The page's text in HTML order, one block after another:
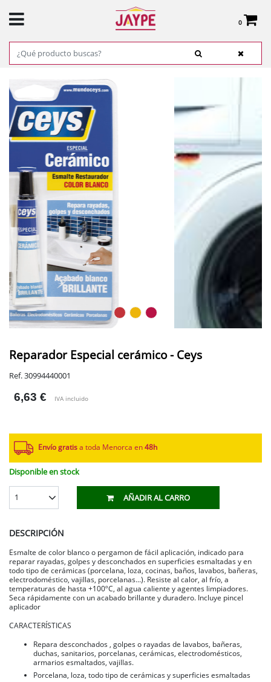
0
Total:
0,00 €
VER CESTA
REPARADOR ESPECIAL CERÁMICO - CEYS
Reparador Especial cerámico - Ceys
Ref. 30994440001
6,63 € IVA incluido
Envío gratis a toda Menorca en 48h
Disponible en stock
1 AÑADIR AL CARRO
DESCRIPCIÓN
Esmalte de color blanco o pergamon de fácil aplicación, indicado para
reparar rayadas, golpes y desconchados en superficies esmaltadas y en
todo tipo de cerámicas (porcelana, loza, cocinas, baños, lavabos, bañeras,
electrodoméstico, vajillas, porcelanas...). Resiste al calor, al frío, a
temperaturas de hasta +100ºC, al agua caliente y agentes limpiadores.
Seca rápidamente con un acabado brillante y duradero. Incluye pincel
aplicador
CARACTERÍSTICAS
Repara desconchados , golpes o rayadas de lavabos, bañeras,
duchas, sanitarios, porcelanas, cerámicas, electrodomésticos,
armarios esmaltados, vajillas.
Porcelana, loza, todo tipo de cerámicas y superficies esmaltadas